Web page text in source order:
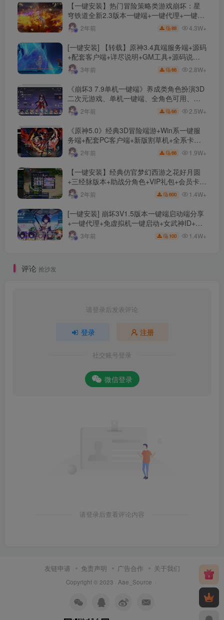
【一键安装】热门冒险策略类游戏崩坏：星
穹铁道全新2.3版本一键端+一键代理+一键启
动+免虚拟机
2年前 88 4.3W+
[一键安装] 【转载】原神3.4真端服务端+源码
+配套客户端+详尽说明+GM工具+源码说明
文件3年前 66 2.8W+
《崩坏3 7.9单机一键端》养成类角色扮演3D
二次元游戏、单机一键端、全角色可用、无
限资源、附带保姆级安装教程
2年前 66 2.5W+
《原神5.0》经典3D冒险端游+Win系一键服
务端+配套PC客户端+新版割草机+全系卡池
文件2年前 66 1.9W+
【一键安装】经典仿官梦幻西游之花好月圆
+三经脉版本+助战分角色+VIP礼包+会员卡
+剧情活动+视频搭建及其他修改资料
2年前 600 1.4W+
[一键安装] 崩坏3V1.5版本一键端启动端分享
+一键代理+免虚拟机一键启动+女武神ID+详
细指令+极简一键修改
3年前 100 1.4W+
评论 抢沙发
请登录后发表评论
登录 注册
社交账号登录
微信登录
请登录后查看评论内容
友链申请 免责声明 广告合作 关于我们
Copyright © 2023 · Aae_Source ·